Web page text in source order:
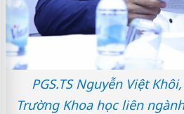
PGS.TS Nguyễn Việt
Trường Khoa học liên